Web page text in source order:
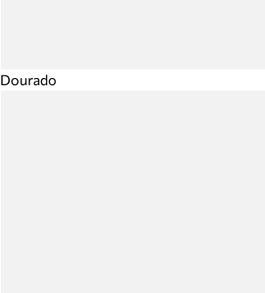
Dourado